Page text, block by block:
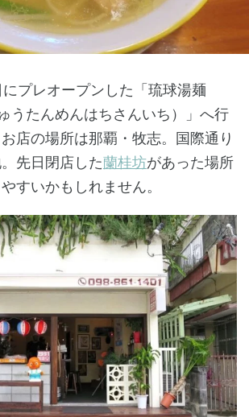
プレオープンした「琉球湯麺
うたんめんはちさんいち）」へ行
店の場所は那覇・牧志。国際通り
先日閉店した蘭桂坊があった場所
すいかもしれません。